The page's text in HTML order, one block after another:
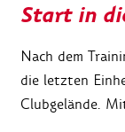
Start in
Nach dem
die letzten
Clubgelände.